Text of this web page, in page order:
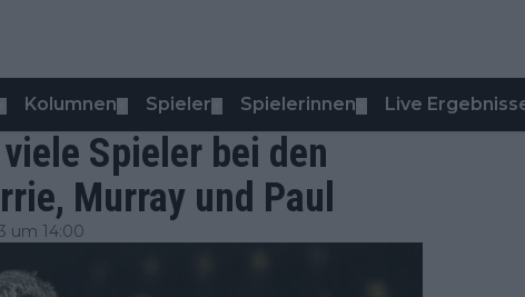
Kolumnen Spieler Spielerinnen Live
Spieler bei den
Murray und Paul
um 14:00